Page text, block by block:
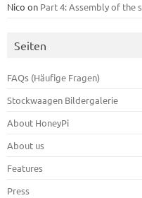
Nico on Part 4: Assembly of the
Seiten
FAQs (Häufige Fragen)
Stockwaagen Bildergalerie
About HoneyPi
About us
Features
Press